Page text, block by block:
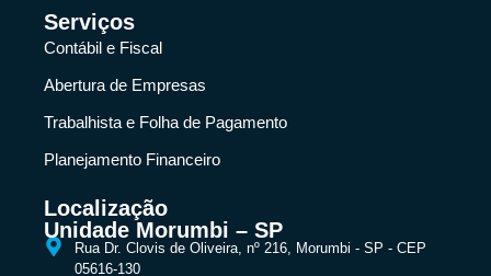
Serviços
Contábil e Fiscal
Abertura de Empresas
Trabalhista e Folha de Pagamento
Planejamento Financeiro
Localização
Unidade Morumbi – SP
Rua Dr. Clovis de Oliveira, nº 216, Morumbi - SP - CEP
05616-130